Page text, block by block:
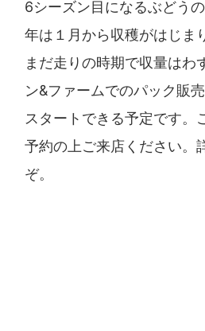
6シーズン目になるぶどう
年は１月から収穫がはじま
まだ走りの時期で収量はわ
ン&ファームでのパック販
スタートできる予定です。
予約の上ご来店ください。
ぞ。